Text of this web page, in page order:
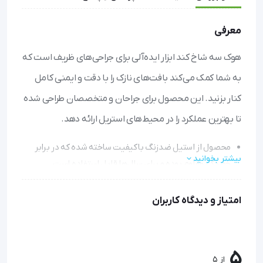
معرفی
هوک سه شاخ کند ابزار ایده‌آلی برای جراحی‌های ظریف است که
به شما کمک می‌کند بافت‌های نازک را با دقت و ایمنی کامل
کنار بزنید. این محصول برای جراحان و متخصصان طراحی شده
تا بهترین عملکرد را در محیط‌های استریل ارائه دهد.
محصول از استیل ضدزنگ باکیفیت ساخته شده که در برابر
خوردگی مقاوم بوده و برای سال‌ها قابل استفاده است.
به راحتی ضدعفونی کرده و برای جراحی‌های مکرر استفاده
بیشتر بخوانید
امتیاز و دیدگاه کاربران
از 5